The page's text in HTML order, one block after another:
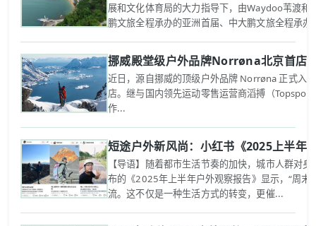
展和文化体育局的大力指导下，由Waydoo苇渡和
鹏文旅全程承办的亚洲首届、中大鹏文旅全程承
挪威殿堂级户外品牌Norrøna北京首店
近日，源自挪威的顶级户外品牌 Norrøna 正式入
店。继与国内领先运动零售运营商滔搏（
作...
短途户外新风尚：小红书《2025上半年
【导语】随着都市生活节奏的加快，城市人群对
布的《2025年上半年户外观察报告》显示，“周末
流。这不仅是一种生活方式的转变，更催...